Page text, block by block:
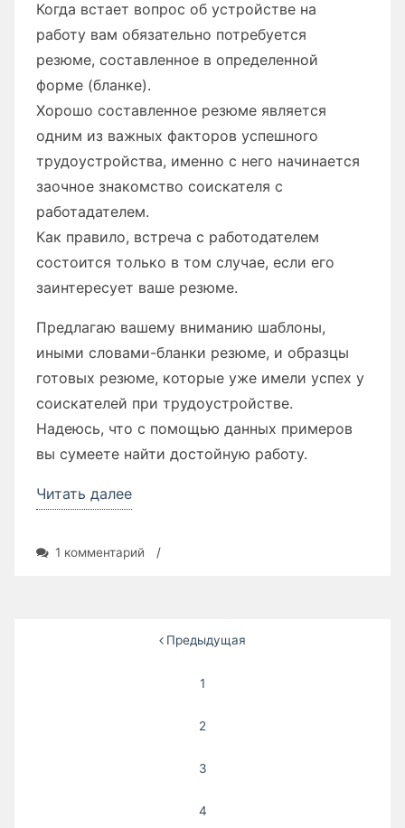
Когда встает вопрос об устройстве на
работу вам обязательно потребуется
резюме, составленное в определенной
форме (бланке).
Хорошо составленное резюме является
одним из важных факторов успешного
трудоустройства, именно с него начинается
заочное знакомство соискателя с
работадателем.
Как правило, встреча с работодателем
состоится только в том случае, если его
заинтересует ваше резюме.
Предлагаю вашему вниманию шаблоны,
иными словами-бланки резюме, и образцы
готовых резюме, которые уже имели успех у
соискателей при трудоустройстве.
Надеюсь, что с помощью данных примеров
вы сумеете найти достойную работу.
Читать далее«Образцы
и
1 комментарийк
шаблоны
/
Предыдущая
1
2
3
4